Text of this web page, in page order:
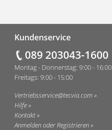
Kundenservice
089 203043-1600
Montag - Donnerstag: 9:00 - 16:00
Freitags: 9:00 - 15:00
Vertriebsservice@tecvia.com
Hilfe
Kontakt
Anmelden oder Registrieren